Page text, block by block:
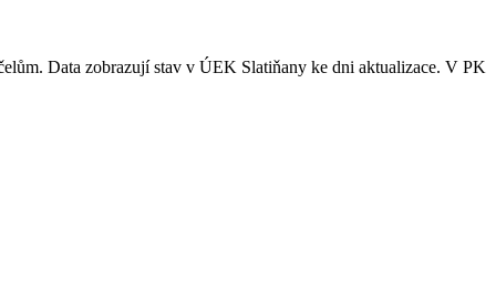
Data zobrazují stav v ÚEK Slatiňany ke dni aktualizace. V PK